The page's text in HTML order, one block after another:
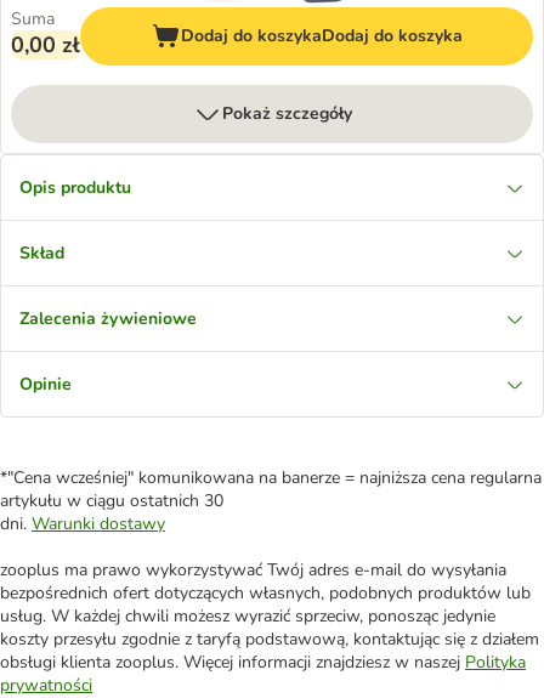
Suma
0,00 zł Dodaj do koszykaDodaj do koszyka
Pokaż szczegóły
Opis produktu
Skład
Zalecenia żywieniowe
Opinie
*"Cena wcześniej" komunikowana na banerze = najniższa cena regularna
artykułu w ciągu ostatnich 30
dni. Warunki dostawy
zooplus ma prawo wykorzystywać Twój adres e-mail do wysyłania
bezpośrednich ofert dotyczących własnych, podobnych produktów lub
usług. W każdej chwili możesz wyrazić sprzeciw, ponosząc jedynie
koszty przesyłu zgodnie z taryfą podstawową, kontaktując się z działem
obsługi klienta zooplus. Więcej informacji znajdziesz w naszej Polityka
prywatności